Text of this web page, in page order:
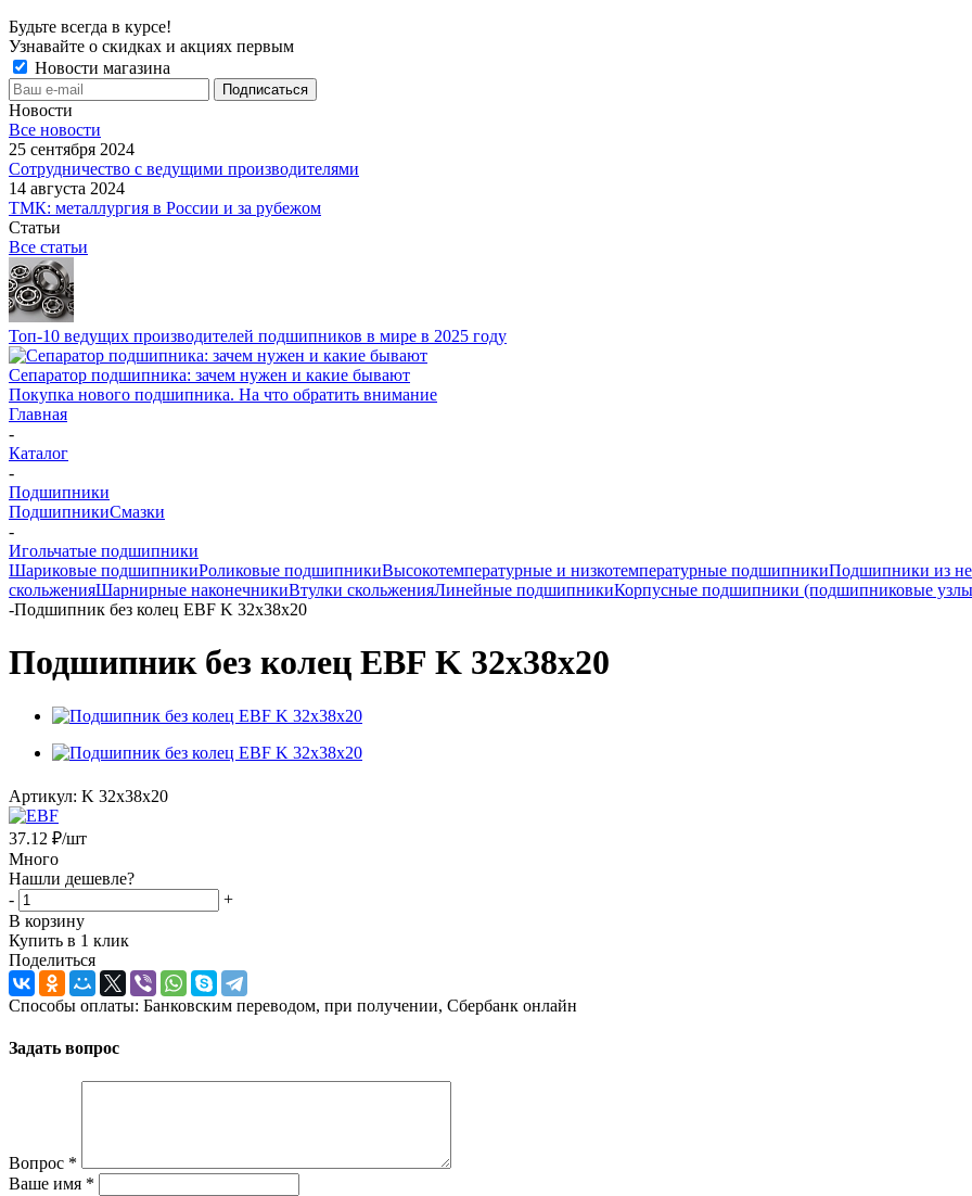
Будьте всегда в курсе!
Узнавайте о скидках и акциях первым
Новости магазина
Новости
Все новости
25 сентября 2024
Сотрудничество с ведущими производителями
14 августа 2024
ТМК: металлургия в России и за рубежом
Статьи
Все статьи
Топ-10 ведущих производителей подшипников в мире в 2025 году
Сепаратор подшипника: зачем нужен и какие бывают
Покупка нового подшипника. На что обратить внимание
Главная
-
Каталог
-
Подшипники
ПодшипникиСмазки
-
Игольчатые подшипники
Шариковые подшипникиРоликовые подшипникиВысокотемпературные и низкотемпературные подшипникиПодшипники из
скольженияШарнирные наконечникиВтулки скольженияЛинейные подшипникиКорпусные подшипники (подшипниковые
-Подшипник без колец EBF K 32x38x20
Подшипник без колец EBF K 32x38x20
Артикул: K 32x38x20
37.12 ₽/шт
Много
Нашли дешевле?
-
+
В корзину
Купить в 1 клик
Поделиться
Способы оплаты: Банковским переводом, при получении, Сбербанк онлайн
Задать вопрос
Вопрос *
Ваше имя *